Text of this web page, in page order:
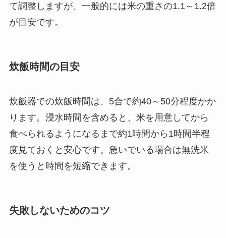
て調整しますが、一般的には米の重さの1.1～1.2倍
が目安です。
炊飯時間の目安
炊飯器での炊飯時間は、5合で約40～50分程度かか
ります。浸水時間を含めると、米を用意してから
食べられるようになるまで約1時間から1時間半程
度見ておくと安心です。急いでいる場合は無洗米
を使うと時間を短縮できます。
失敗しないためのコツ